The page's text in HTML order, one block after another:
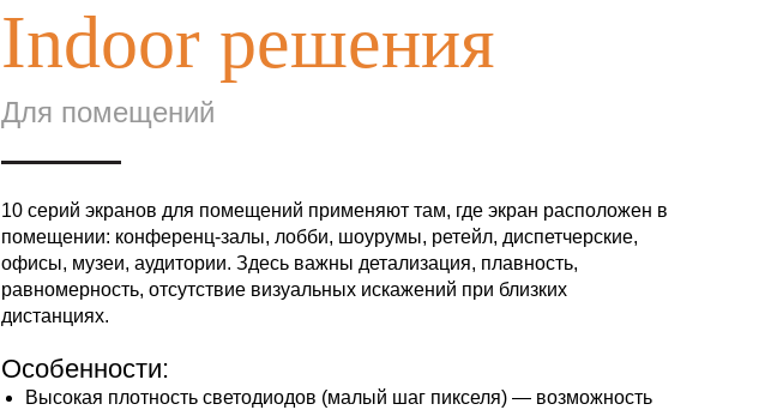
Indoor решения
Для помещений
10 серий экранов для помещений применяют там, где экран расположен в
помещении: конференц-залы, лобби, шоурумы, ретейл, диспетчерские,
офисы, музеи, аудитории. Здесь важны детализация, плавность,
равномерность, отсутствие визуальных искажений при близких
дистанциях.
Особенности:
Высокая плотность светодиодов (малый шаг пикселя) — возможность